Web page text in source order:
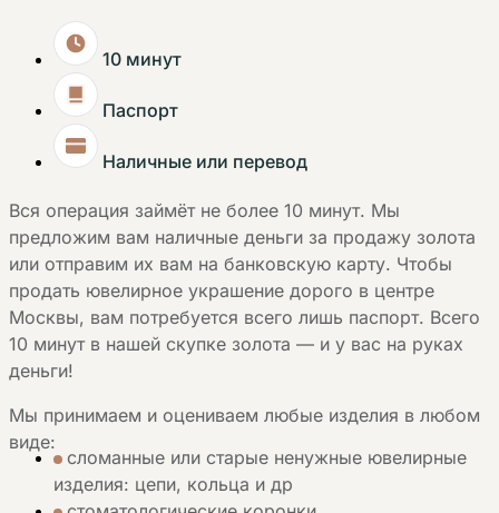
10 минут
Паспорт
Наличные или перевод
Вся операция займёт не более 10 минут. Мы
предложим вам наличные деньги за продажу золота
или отправим их вам на банковскую карту. Чтобы
продать ювелирное украшение дорого в центре
Москвы, вам потребуется всего лишь паспорт. Всего
10 минут в нашей скупке золота — и у вас на руках
деньги!
Мы принимаем и оцениваем любые изделия в любом
виде:
сломанные или старые ненужные ювелирные
изделия: цепи, кольца и др